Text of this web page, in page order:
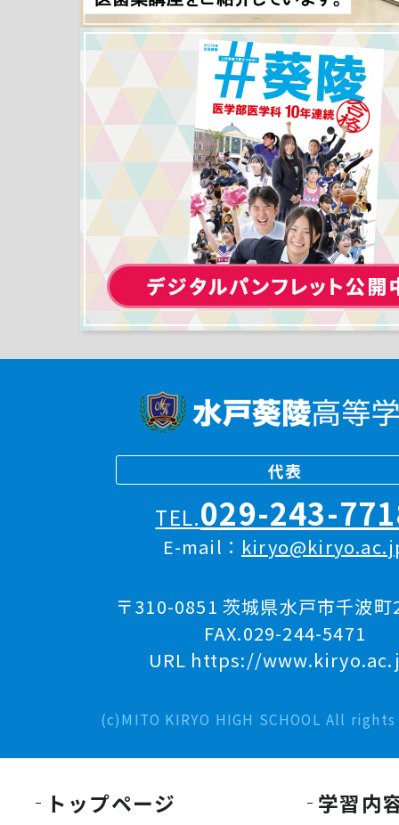
代表
TEL.029-243-
E-mail：
〒310-0851 茨城県水戸市千波
FAX.029-244-5471
URL https://
(c)MITO KIRYO HIGH SCHOOL All
トップページ
学習内